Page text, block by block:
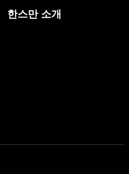
한스만 소개